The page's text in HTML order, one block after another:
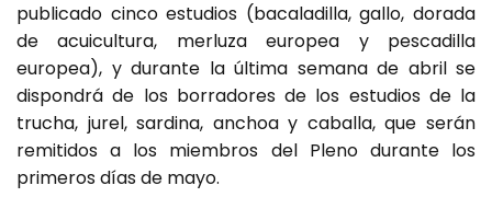
publicado cinco estudios (bacaladilla, gallo, dorada
de acuicultura, merluza europea y pescadilla
europea), y durante la última semana de abril se
dispondrá de los borradores de los estudios de la
trucha, jurel, sardina, anchoa y caballa, que serán
remitidos a los miembros del Pleno durante los
primeros días de mayo.